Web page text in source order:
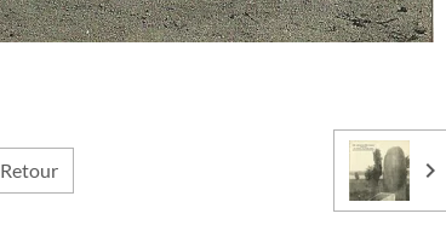
Retour